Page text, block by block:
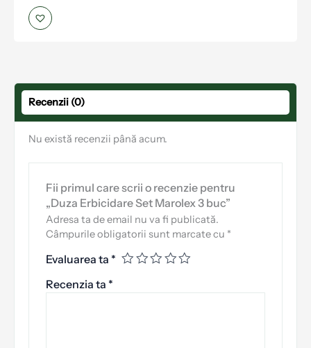
Recenzii (0)
Nu există recenzii până acum.
Fii primul care scrii o recenzie pentru
„Duza Erbicidare Set Marolex 3 buc”
Adresa ta de email nu va fi publicată.
Câmpurile obligatorii sunt marcate cu *
Evaluarea ta *
Recenzia ta *